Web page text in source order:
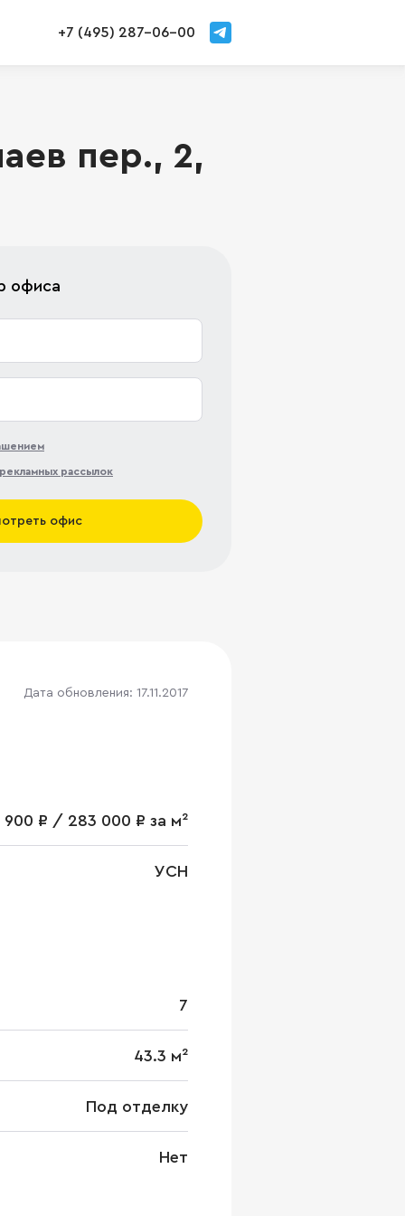
+7 (495) 287-06-00
пер., 2,
офиса
рекламных рассылок
офис
Дата обновления: 17.11.2017
900 ₽ / 283 000 ₽ за м²
УСН
7
43.3 м²
Под отделку
Нет